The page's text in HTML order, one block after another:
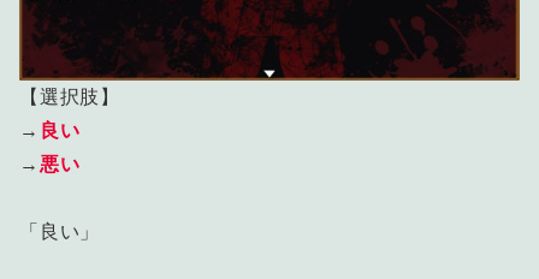
【選択肢】
→ 良い
→ 悪い
「良い」